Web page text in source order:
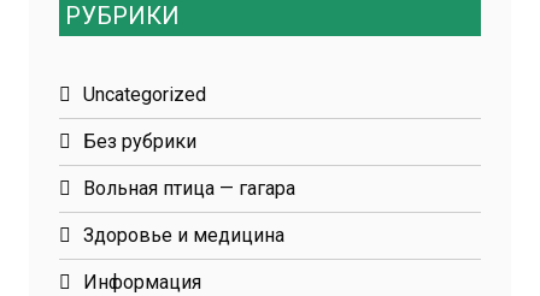
РУБРИКИ
Uncategorized
Без рубрики
Вольная птица — гагара
Здоровье и медицина
Информация